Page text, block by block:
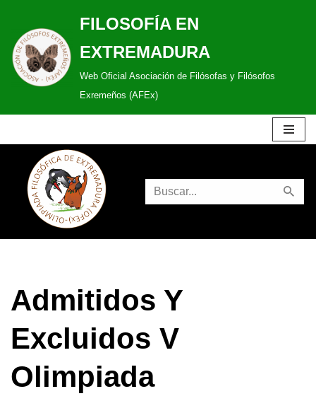
Saltar
al
contenido
FILOSOFÍA EN
EXTREMADURA
Web Oficial Asociación de Filósofas y Filósofos
Exremeños (AFEx)
Admitidos Y
Excluidos V
Olimpiada